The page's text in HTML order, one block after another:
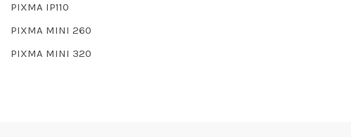
PIXMA IP110
PIXMA MINI 260
PIXMA MINI 320